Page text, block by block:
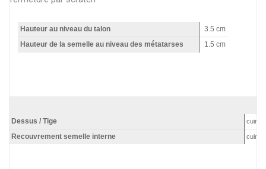
Hauteur au niveau du talon
3.5 cm
Hauteur de la semelle au niveau des métatarses
1.5 cm
Dessus / Tige cuir
Recouvrement semelle interne cuir